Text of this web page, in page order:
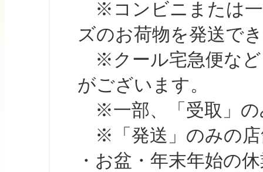
※コンビニまたは一
ズのお荷物を発送で
※クール宅急便など
がございます。
※一部、「受取」の
※「発送」のみの店
・お盆・年末年始の